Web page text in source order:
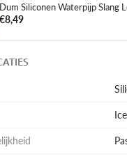
Dum Siliconen Waterpijp Slang
€8,49